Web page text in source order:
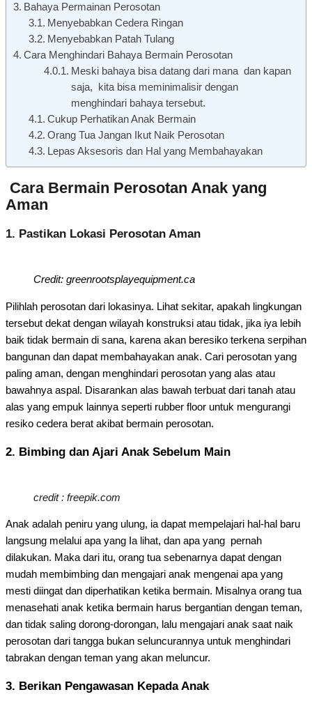
Bahaya Permainan Perosotan
Menyebabkan Cedera Ringan
Menyebabkan Patah Tulang
Cara Menghindari Bahaya Bermain Perosotan
Meski bahaya bisa datang dari mana dan kapan
saja, kita bisa meminimalisir dengan
menghindari bahaya tersebut.
Cukup Perhatikan Anak Bermain
Orang Tua Jangan Ikut Naik Perosotan
Lepas Aksesoris dan Hal yang Membahayakan
Cara Bermain Perosotan Anak yang
Aman
1. Pastikan Lokasi Perosotan Aman
Credit: greenrootsplayequipment.ca
Pilihlah perosotan dari lokasinya. Lihat sekitar, apakah lingkungan
tersebut dekat dengan wilayah konstruksi atau tidak, jika iya lebih
baik tidak bermain di sana, karena akan beresiko terkena serpihan
bangunan dan dapat membahayakan anak. Cari perosotan yang
paling aman, dengan menghindari perosotan yang alas atau
bawahnya aspal. Disarankan alas bawah terbuat dari tanah atau
alas yang empuk lainnya seperti rubber floor untuk mengurangi
resiko cedera berat akibat bermain perosotan.
2. Bimbing dan Ajari Anak Sebelum Main
credit : freepik.com
Anak adalah peniru yang ulung, ia dapat mempelajari hal-hal baru
langsung melalui apa yang Ia lihat, dan apa yang pernah
dilakukan. Maka dari itu, orang tua sebenarnya dapat dengan
mudah membimbing dan mengajari anak mengenai apa yang
mesti diingat dan diperhatikan ketika bermain. Misalnya orang tua
menasehati anak ketika bermain harus bergantian dengan teman,
dan tidak saling dorong-dorongan, lalu mengajari anak saat naik
perosotan dari tangga bukan seluncurannya untuk menghindari
tabrakan dengan teman yang akan meluncur.
3. Berikan Pengawasan Kepada Anak